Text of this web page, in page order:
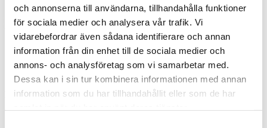
och annonserna till användarna, tillhandahålla funktioner
för sociala medier och analysera vår trafik. Vi
vidarebefordrar även sådana identifierare och annan
information från din enhet till de sociala medier och
annons- och analysföretag som vi samarbetar med.
Dessa kan i sin tur kombinera informationen med annan
information som du har tillhandahållit eller som de har
Form
Välj en eller flera former:
Rektangulär(1)
Storlek
Filtrera efter storlek: